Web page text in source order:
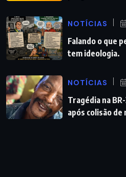
NOTÍCIAS
Falando o que
tem ideologia.
NOTÍCIAS
Tragédia na
após colisão